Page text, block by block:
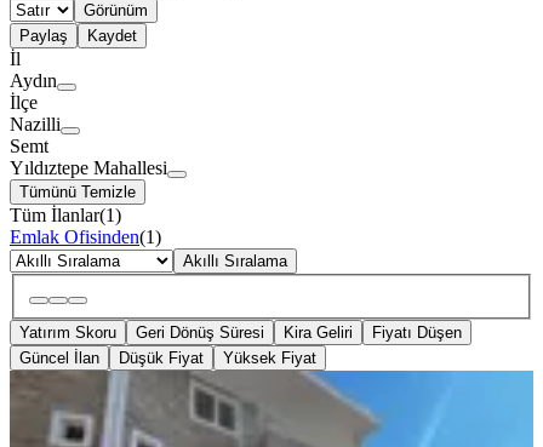
Görünüm
Paylaş
Kaydet
İl
Aydın
İlçe
Nazilli
Semt
Yıldıztepe Mahallesi
Tümünü Temizle
Tüm İlanlar(1)
Emlak Ofisinden(1)
Akıllı Sıralama
Yatırım Skoru Geri Dönüş Süresi Kira Geliri
Fiyatı Düşen
Güncel İlan
Düşük Fiyat Yüksek Fiyat
KOMBİLİ
Konut Emlaktan Aydın Nazilli
Yıldıztepe Mh Satılk 6+1 Lüks Vil